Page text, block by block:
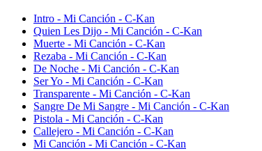
Intro - Mi Canción - C-Kan
Quien Les Dijo - Mi Canción - C-Kan
Muerte - Mi Canción - C-Kan
Rezaba - Mi Canción - C-Kan
De Noche - Mi Canción - C-Kan
Ser Yo - Mi Canción - C-Kan
Transparente - Mi Canción - C-Kan
Sangre De Mi Sangre - Mi Canción - C-Kan
Pistola - Mi Canción - C-Kan
Callejero - Mi Canción - C-Kan
Mi Canción - Mi Canción - C-Kan